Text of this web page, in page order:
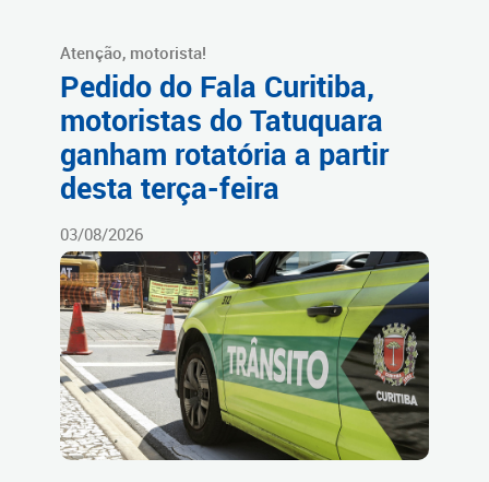
Atenção, motorista!
Pedido do Fala Curitiba,
motoristas do Tatuquara
ganham rotatória a partir
desta terça-feira
03/08/2026